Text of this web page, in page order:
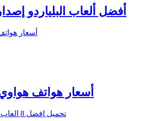
أفضل ألعاب البلياردو إصدار 2023 للموبايل
أسعار
أسعار هواتف هواوي
تحميل افضل 8 العاب سيارات للاندوريد 2023